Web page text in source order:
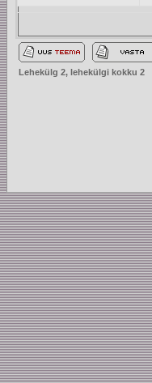
Lehekülg 2, lehekülgi kokku 2